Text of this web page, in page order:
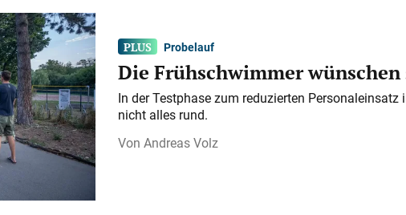
Probelauf
Die Frühschwimmer wünschen
In der Testphase zum reduzierten
nicht alles rund.
Andreas Volz